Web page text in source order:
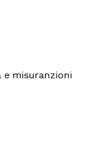
e misuranzioni